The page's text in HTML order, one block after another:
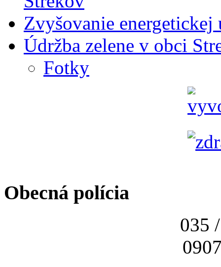
Zvyšovanie
Údržba zelene v obci
Fotky
Obecná polícia
035